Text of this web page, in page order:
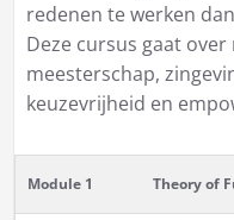
redenen te werken
Deze cursus gaat
meesterschap,
keuzevrijheid en
Module 1 Theory of